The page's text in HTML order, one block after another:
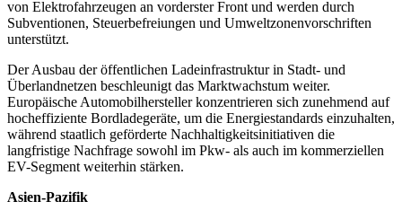
von Elektrofahrzeugen an vorderster Front und werden durch
Subventionen, Steuerbefreiungen und Umweltzonenvorschriften
unterstützt.
Der Ausbau der öffentlichen Ladeinfrastruktur in Stadt- und
Überlandnetzen beschleunigt das Marktwachstum weiter.
Europäische Automobilhersteller konzentrieren sich zunehmend auf
hocheffiziente Bordladegeräte, um die Energiestandards einzuhalten,
während staatlich geförderte Nachhaltigkeitsinitiativen die
langfristige Nachfrage sowohl im Pkw- als auch im kommerziellen
EV-Segment weiterhin stärken.
Asien-Pazifik